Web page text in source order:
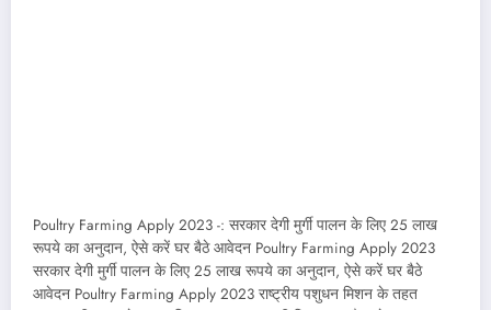
Poultry Farming Apply 2023 -: सरकार देगी मुर्गी पालन के लिए 25 लाख
रूपये का अनुदान, ऐसे करें घर बैठे आवेदन Poultry Farming Apply 2023
सरकार देगी मुर्गी पालन के लिए 25 लाख रूपये का अनुदान, ऐसे करें घर बैठे
आवेदन Poultry Farming Apply 2023 राष्ट्रीय पशुधन मिशन के तहत